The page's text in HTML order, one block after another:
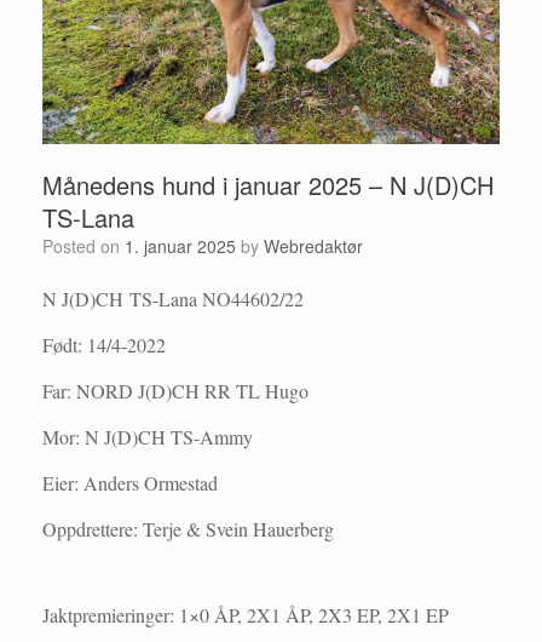
Månedens hund i januar 2025 – N J(D)CH
TS-Lana
Posted on 1. januar 2025 by Webredaktør
N J(D)CH TS-Lana NO44602/22
Født: 14/4-2022
Far: NORD J(D)CH RR TL Hugo
Mor: N J(D)CH TS-Ammy
Eier: Anders Ormestad
Oppdrettere: Terje & Svein Hauerberg
Jaktpremieringer: 1×0 ÅP, 2X1 ÅP, 2X3 EP, 2X1 EP